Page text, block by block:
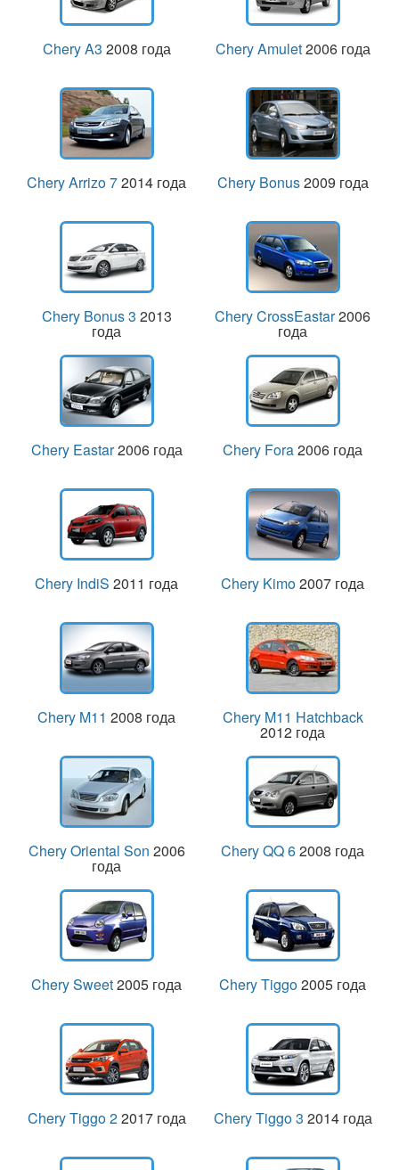
Chery A3 2008 года Chery Amulet2006 года
Chery Arrizo 72014 года Chery Bonus2009 года
Chery Bonus 3 2013
года
Chery CrossEastar2006
года
Chery Eastar2006 года Chery Fora2006 года
Chery IndiS 2011 года Chery Kimo2007 года
Chery M11 2008 года Chery M11 Hatchback
2012 года
Chery Oriental Son 2006
года
Chery QQ 62008 года
Chery Sweet2005 года Chery Tiggo2005 года
Chery Tiggo 22017 года Chery Tiggo 3 2014 года